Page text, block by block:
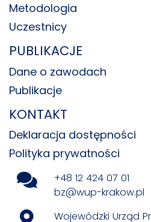
Metodologia
Uczestnicy
PUBLIKACJE
Dane o zawodach
Publikacje
KONTAKT
Deklaracja dostępności
Polityka prywatności
+48 12 424 07 01
bz@wup-krakow.pl
Wojewódzki Urząd